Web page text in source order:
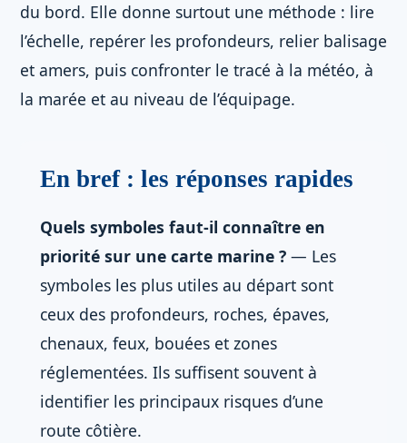
du bord. Elle donne surtout une méthode : lire
l’échelle, repérer les profondeurs, relier balisage
et amers, puis confronter le tracé à la météo, à
la marée et au niveau de l’équipage.
En bref : les réponses rapides
Quels symboles faut-il connaître en
priorité sur une carte marine ? — Les
symboles les plus utiles au départ sont
ceux des profondeurs, roches, épaves,
chenaux, feux, bouées et zones
réglementées. Ils suffisent souvent à
identifier les principaux risques d’une
route côtière.